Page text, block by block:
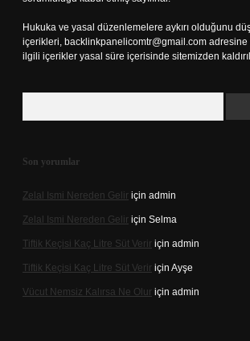
Hukuka ve yasal düzenlemelere aykırı olduğunu
içerikleri, backlinkpanelicomtr@gmail.com adresine
ilgili içerikler yasal süre içerisinde sitemizden
Son yorumlar
Zelal Ismi Nereden Gelir için admin
Zelal Ismi Nereden Gelir için Selma
Tiftik Keçisi Kaç Litre Süt Verir için admin
Tiftik Keçisi Kaç Litre Süt Verir için Ayşe
Vücut Nemsiz Kalırsa Ne Olur için admin